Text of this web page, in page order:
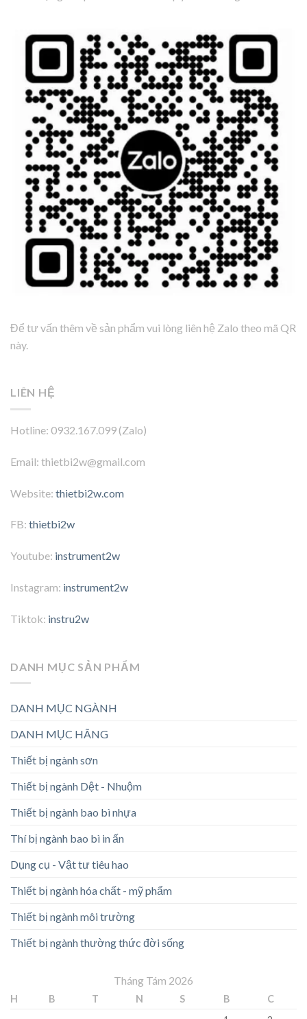
Để tư vấn thêm về sản phẩm vui lòng liên hệ Zalo theo mã QR
này.
LIÊN HỆ
Hotline: 0932.167.099 (Zalo)
Email: thietbi2w@gmail.com
Website: thietbi2w.com
FB: thietbi2w
Youtube: instrument2w
Instagram: instrument2w
Tiktok: instru2w
DANH MỤC SẢN PHẨM
DANH MỤC NGÀNH
DANH MỤC HÃNG
Thiết bị ngành sơn
Thiết bị ngành Dệt - Nhuộm
Thiết bị ngành bao bì nhựa
Thí bị ngành bao bì in ấn
Dụng cụ - Vật tư tiêu hao
Thiết bị ngành hóa chất - mỹ phẩm
Thiết bị ngành môi trường
Thiết bị ngành thường thức đời sống
Tháng Tám 2026
H B T N S B
C